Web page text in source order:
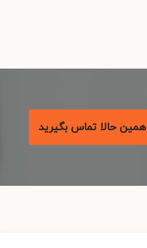
همین حالا تماس بگیرید